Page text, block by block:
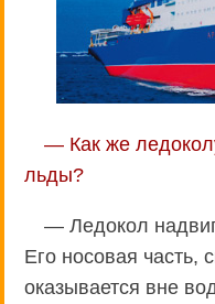
— Как же
льды?
— Ледокол
Его носовая часть,
оказывается вне